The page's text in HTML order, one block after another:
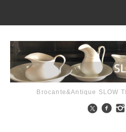
Brocante&Antique SLOW